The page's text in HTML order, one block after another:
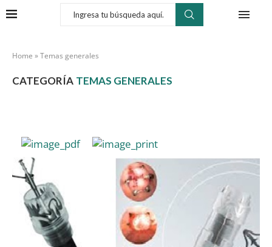
Home »Temas generales
CATEGORÍA TEMAS GENERALES